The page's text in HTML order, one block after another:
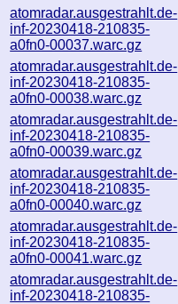
atomradar.ausgestrahlt.de-
inf-20230418-210835-
a0fn0-00037.warc.gz
atomradar.ausgestrahlt.de-
inf-20230418-210835-
a0fn0-00038.warc.gz
atomradar.ausgestrahlt.de-
inf-20230418-210835-
a0fn0-00039.warc.gz
atomradar.ausgestrahlt.de-
inf-20230418-210835-
a0fn0-00040.warc.gz
atomradar.ausgestrahlt.de-
inf-20230418-210835-
a0fn0-00041.warc.gz
atomradar.ausgestrahlt.de-
inf-20230418-210835-